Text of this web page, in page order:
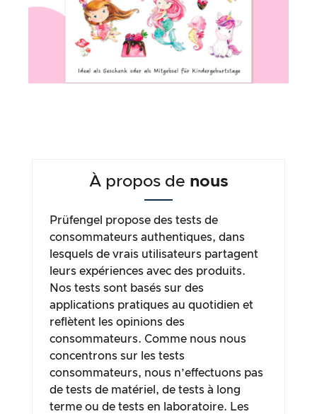
À propos de nous
Prüfengel propose des tests de
consommateurs authentiques, dans
lesquels de vrais utilisateurs partagent
leurs expériences avec des produits.
Nos tests sont basés sur des
applications pratiques au quotidien et
reflètent les opinions des
consommateurs. Comme nous nous
concentrons sur les tests
consommateurs, nous n’effectuons pas
de tests de matériel, de tests à long
terme ou de tests en laboratoire. Les